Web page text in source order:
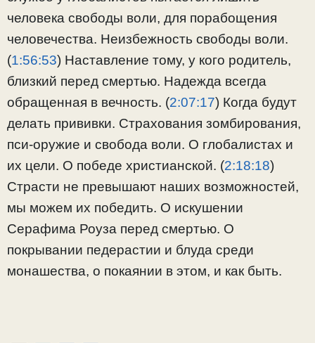
человека свободы воли, для порабощения
человечества. Неизбежность свободы воли.
(1:56:53) Наставление тому, у кого родитель,
близкий перед смертью. Надежда всегда
обращенная в вечность. (2:07:17) Когда будут
делать прививки. Страхования зомбирования,
пси-оружие и свобода воли. О глобалистах и
их цели. О победе христианской. (2:18:18)
Страсти не превышают наших возможностей,
мы можем их победить. О искушении
Серафима Роуза перед смертью. О
покрывании педерастии и блуда среди
монашества, о покаянии в этом, и как быть.